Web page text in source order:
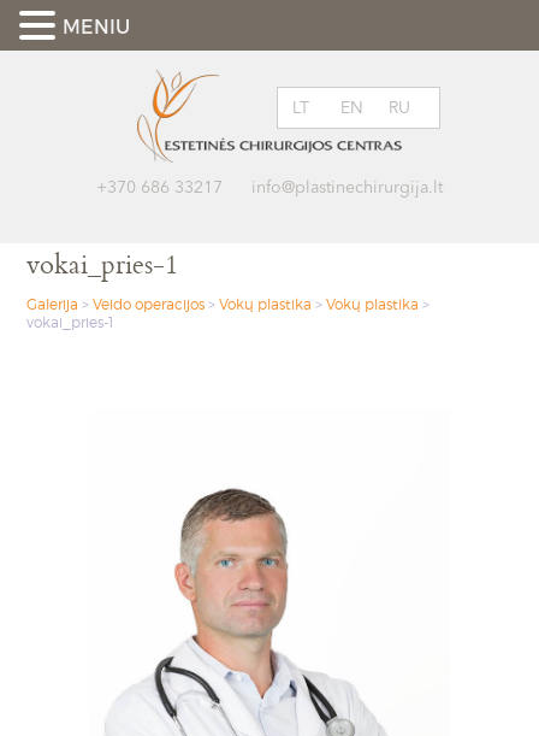
+370 686 33217 info@plastinechirurgija.lt
LT EN RU
vokai_pries-1
Galerija >Veido operacijos >Vokų plastika >Vokų plastika >
vokai_pries-1
MENIU